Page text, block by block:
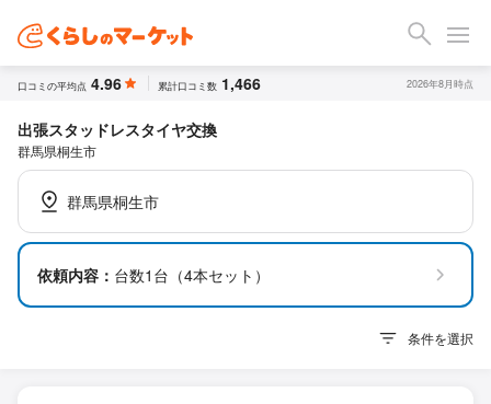
口コミの平均点 4.96 累計口コミ数 1,466 2026年8月時点
出張スタッドレスタイヤ交換
群馬県桐生市
群馬県桐生市
依頼内容： 台数1台（4本セット）
条件を選択